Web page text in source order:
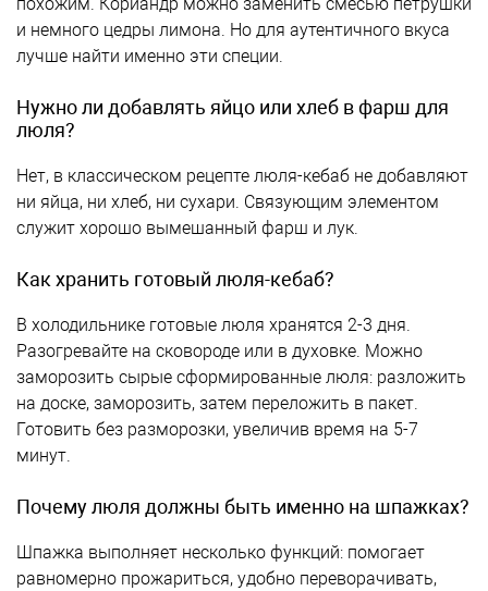
и немного цедры лимона. Но для аутентичного вкуса
лучше найти именно эти специи.
Нужно ли добавлять яйцо или хлеб в фарш для
люля?
Нет, в классическом рецепте люля-кебаб не добавляют
ни яйца, ни хлеб, ни сухари. Связующим элементом
служит хорошо вымешанный фарш и лук.
Как хранить готовый люля-кебаб?
В холодильнике готовые люля хранятся 2-3 дня.
Разогревайте на сковороде или в духовке. Можно
заморозить сырые сформированные люля: разложить
на доске, заморозить, затем переложить в пакет.
Готовить без разморозки, увеличив время на 5-7
минут.
Почему люля должны быть именно на шпажках?
Шпажка выполняет несколько функций: помогает
равномерно прожариться, удобно переворачивать,